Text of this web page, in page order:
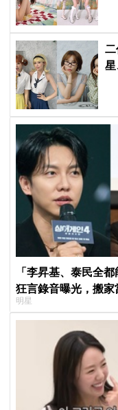
「李昇基、泰民全
狂言錄音曝光，搬家
證金、糾紛再升級
明星